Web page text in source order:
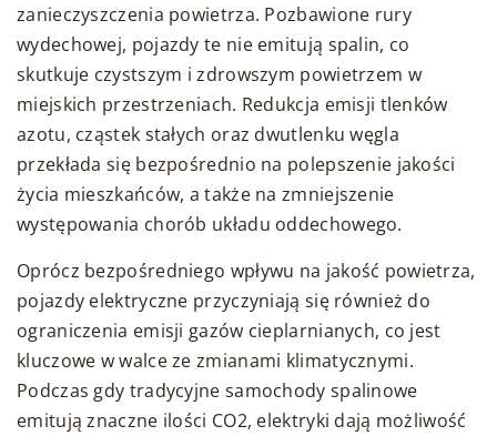
zanieczyszczenia powietrza. Pozbawione rury
wydechowej, pojazdy te nie emitują spalin, co
skutkuje czystszym i zdrowszym powietrzem w
miejskich przestrzeniach. Redukcja emisji tlenków
azotu, cząstek stałych oraz dwutlenku węgla
przekłada się bezpośrednio na polepszenie jakości
życia mieszkańców, a także na zmniejszenie
występowania chorób układu oddechowego.
Oprócz bezpośredniego wpływu na jakość powietrza,
pojazdy elektryczne przyczyniają się również do
ograniczenia emisji gazów cieplarnianych, co jest
kluczowe w walce ze zmianami klimatycznymi.
Podczas gdy tradycyjne samochody spalinowe
emitują znaczne ilości CO2, elektryki dają możliwość